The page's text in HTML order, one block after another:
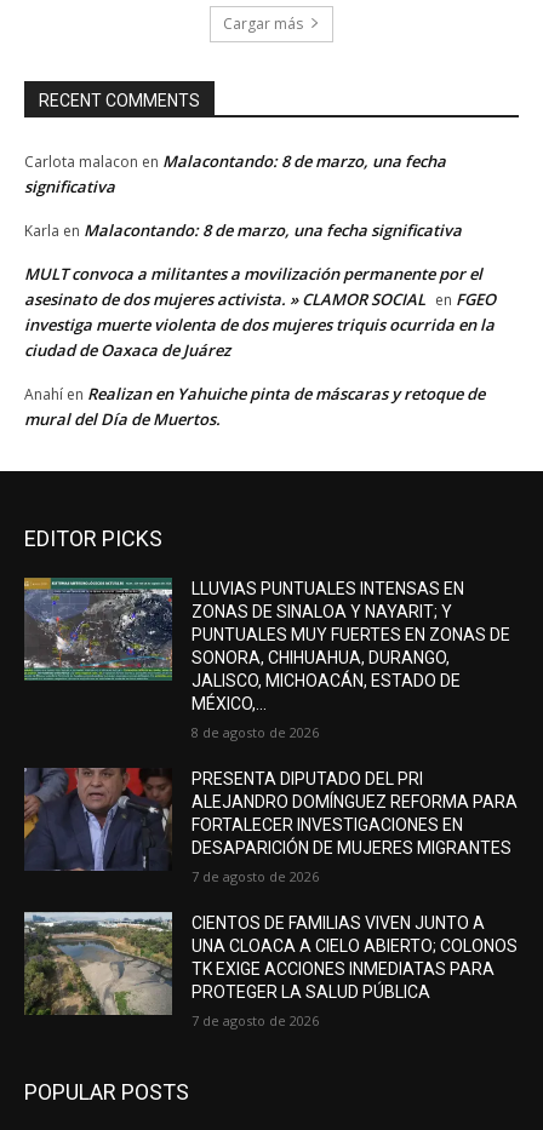
Cargar más
RECENT COMMENTS
Carlota malacon en Malacontando: 8 de marzo, una fecha
significativa
Karla en Malacontando: 8 de marzo, una fecha significativa
MULT convoca a militantes a movilización permanente por el
asesinato de dos mujeres activista. » CLAMOR SOCIAL en FGEO
investiga muerte violenta de dos mujeres triquis ocurrida en la
ciudad de Oaxaca de Juárez
Anahí en Realizan en Yahuiche pinta de máscaras y retoque de
mural del Día de Muertos.
EDITOR PICKS
LLUVIAS PUNTUALES INTENSAS EN
ZONAS DE SINALOA Y NAYARIT; Y
PUNTUALES MUY FUERTES EN ZONAS DE
SONORA, CHIHUAHUA, DURANGO,
JALISCO, MICHOACÁN, ESTADO DE
MÉXICO,...
8 de agosto de 2026
PRESENTA DIPUTADO DEL PRI
ALEJANDRO DOMÍNGUEZ REFORMA PARA
FORTALECER INVESTIGACIONES EN
DESAPARICIÓN DE MUJERES MIGRANTES
7 de agosto de 2026
CIENTOS DE FAMILIAS VIVEN JUNTO A
UNA CLOACA A CIELO ABIERTO; COLONOS
TK EXIGE ACCIONES INMEDIATAS PARA
PROTEGER LA SALUD PÚBLICA
7 de agosto de 2026
POPULAR POSTS